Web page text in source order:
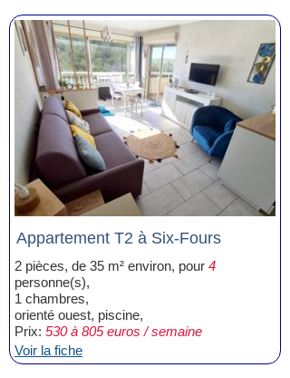
Appartement T2 à Six-Fours
2 pièces, de 35 m² environ, pour 4
personne(s),
1 chambres,
orienté ouest, piscine,
Prix: 530 à 805 euros / semaine
Voir la fiche